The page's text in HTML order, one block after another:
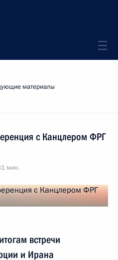
материалы
с Канцлером ФРГ
мин.
встречи
и Ирана